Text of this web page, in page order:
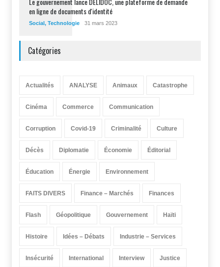
en ligne de documents d'identité
Social, Technologie 31 mars 2023
Catégories
Actualités ANALYSE Animaux Catastrophe
Cinéma Commerce Communication
Corruption Covid-19 Criminalité Culture
Décès Diplomatie Économie Éditorial
Éducation Énergie Environnement
FAITS DIVERS Finance – Marchés Finances
Flash Géopolitique Gouvernement Haïti
Histoire Idées – Débats Industrie – Services
Insécurité International Interview Justice